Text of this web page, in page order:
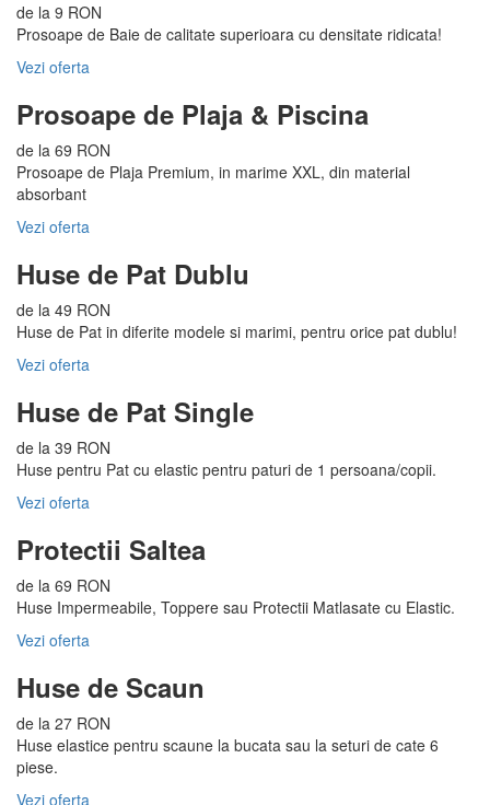
de la 9 RON
Prosoape de Baie de calitate superioara cu densitate ridicata!
Vezi oferta
Prosoape de Plaja & Piscina
de la 69 RON
Prosoape de Plaja Premium, in marime XXL, din material
absorbant
Vezi oferta
Huse de Pat Dublu
de la 49 RON
Huse de Pat in diferite modele si marimi, pentru orice pat dublu!
Vezi oferta
Huse de Pat Single
de la 39 RON
Huse pentru Pat cu elastic pentru paturi de 1 persoana/copii.
Vezi oferta
Protectii Saltea
de la 69 RON
Huse Impermeabile, Toppere sau Protectii Matlasate cu Elastic.
Vezi oferta
Huse de Scaun
de la 27 RON
Huse elastice pentru scaune la bucata sau la seturi de cate 6
piese.
Vezi oferta